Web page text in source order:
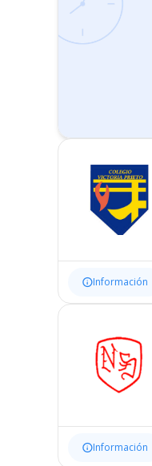
Información
Información